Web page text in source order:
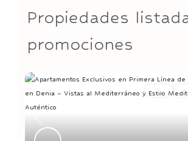
Propiedades
promociones
Venta